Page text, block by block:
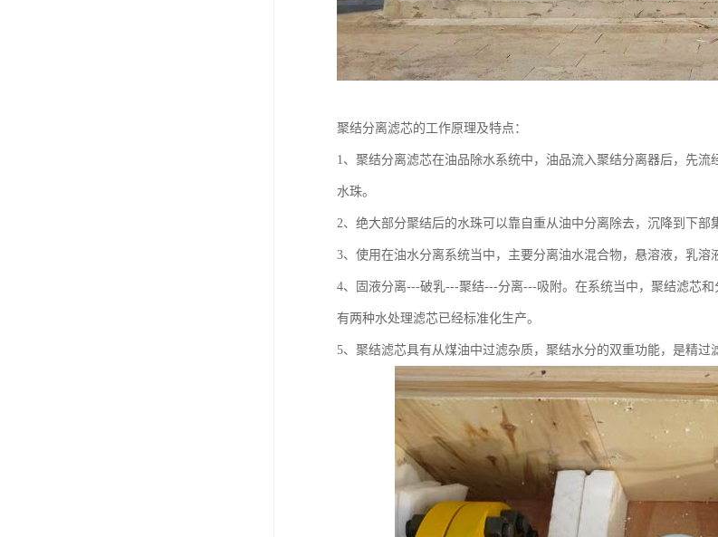
聚结分离滤芯的工作原理及特点：
1、聚结分离滤芯在油品除水系统中，油品流入聚结分离器后，先
水珠。
2、绝大部分聚结后的水珠可以靠自重从油中分离除去，沉降到下部
3、使用在油水分离系统当中，主要分离油水混合物，悬溶液，乳溶
4、固液分离---破乳---聚结---分离---吸附。在系统当中，聚结滤芯
有两种水处理滤芯已经标准化生产。
5、聚结滤芯具有从煤油中过滤杂质，聚结水分的双重功能，是精过